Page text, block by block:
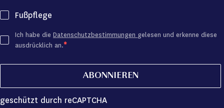
Fußpflege
Ich habe die Datenschutzbestimmungen gelesen und erkenne diese
ausdrücklich an.
ABONNIEREN
geschützt durch reCAPTCHA